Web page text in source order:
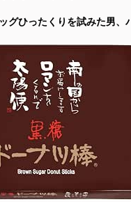
グひったくりを試みた男、